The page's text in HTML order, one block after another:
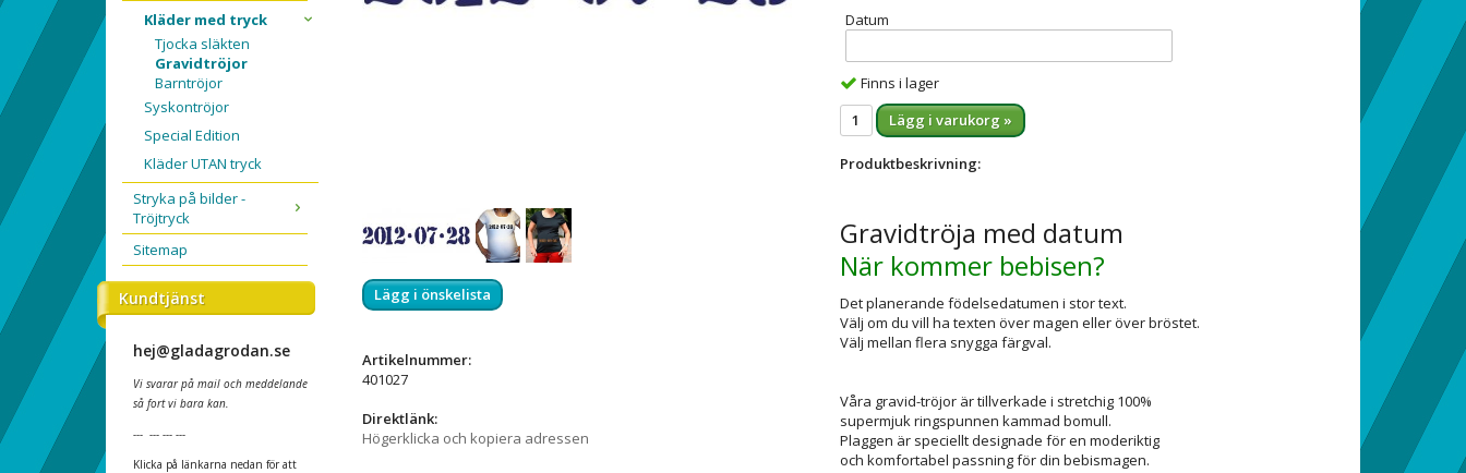
Kläder med tryck
Tjocka släkten
Gravidtröjor
Barntröjor
Syskontröjor
Special Edition
Kläder UTAN tryck
Stryka på bilder -
Tröjtryck
Sitemap
Kundtjänst
hej@gladagrodan.se
Vi svarar på mail och meddelande
så fort vi bara kan.
--- --- --- ---
Klicka på länkarna nedan för att
Datum
Finns i lager
Lägg i varukorg »
Produktbeskrivning:
Gravidtröja med datum
När kommer bebisen?
Det planerande födelsedatumen i stor text.
Välj om du vill ha texten över magen eller över bröstet.
Välj mellan flera snygga färgval.
Våra gravid-tröjor är tillverkade i stretchig 100%
supermjuk ringspunnen kammad bomull.
Plaggen är speciellt designade för en moderiktig
och komfortabel passning för din bebismagen.
Lägg i önskelista
Artikelnummer:
401027
Direktlänk:
Högerklicka och kopiera adressen